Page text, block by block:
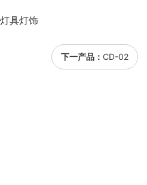
具灯饰
下一产品： CD-02